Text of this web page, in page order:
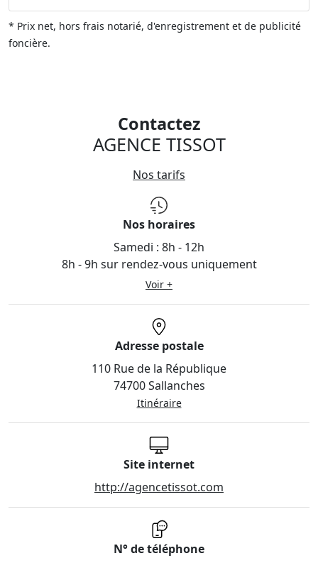
* Prix net, hors frais notarié, d'enregistrement et de publicité
foncière.
Contactez
AGENCE TISSOT
Nos tarifs
Nos horaires
Samedi : 8h - 12h
8h - 9h sur rendez-vous uniquement
Voir +
Adresse postale
110 Rue de la République
74700 Sallanches
Itinéraire
Site internet
http://agencetissot.com
N° de téléphone